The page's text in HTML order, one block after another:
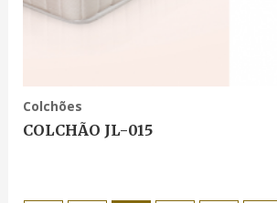
Colchões
COLCHÃO JL-015